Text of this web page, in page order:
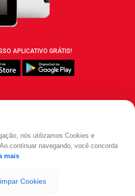
APLICATIVO GRÁTIS!
nós utilizamos Cookies e
continuar navegando, você concorda
mais
Cookies